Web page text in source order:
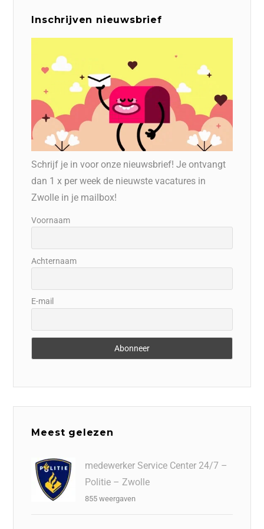
Inschrijven nieuwsbrief
Schrijf je in voor onze nieuwsbrief! Je ontvangt
dan 1 x per week de nieuwste vacatures in
Zwolle in je mailbox!
Voornaam
Achternaam
E-mail
Meest gelezen
medewerker Service Center 24/7 –
Politie – Zwolle
855 weergaven